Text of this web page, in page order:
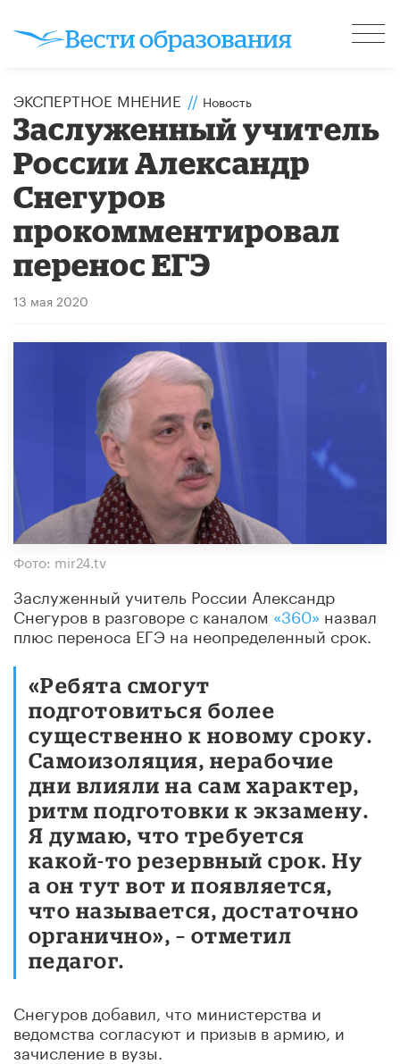
ЭКСПЕРТНОЕ МНЕНИЕ // Новость
Заслуженный учитель
России Александр
Снегуров
прокомментировал
перенос ЕГЭ
13 мая 2020
Фото: mir24.tv
Заслуженный учитель России Александр
Снегуров в разговоре с каналом «360»назвал
плюс переноса ЕГЭ на неопределенный срок.
«Ребята смогут
подготовиться более
существенно к новому сроку.
Самоизоляция, нерабочие
дни влияли на сам характер,
ритм подготовки к экзамену.
Я думаю, что требуется
какой-то резервный срок. Ну
а он тут вот и появляется,
что называется, достаточно
органично», – отметил
педагог.
Снегуров добавил, что министерства и
ведомства согласуют и призыв в армию, и
зачисление в вузы.